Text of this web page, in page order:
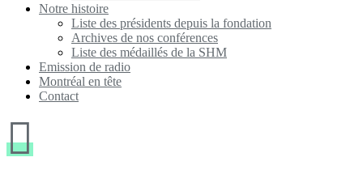
Notre histoire
Liste des présidents depuis la fondation
Archives de nos conférences
Liste des médaillés de la SHM
Emission de radio
Montréal en tête
Contact